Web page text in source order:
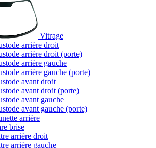
Vitrage
arrière droit
arrière droit (porte)
arrière gauche
arrière gauche (porte)
avant droit
avant droit (porte)
avant gauche
avant gauche (porte)
arrière
brise
arrière droit
arrière gauche